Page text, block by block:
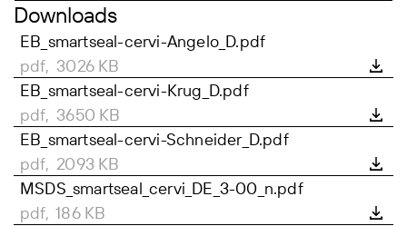
Downloads
EB_smartseal-cervi-Angelo_D.pdf
pdf, 3026 KB
EB_smartseal-cervi-Krug_D.pdf
pdf, 3650 KB
EB_smartseal-cervi-Schneider_D.pdf
pdf, 2093 KB
MSDS_smartseal_cervi_DE_3-00_n.pdf
pdf, 186 KB